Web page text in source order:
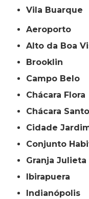
Vila Buarque
Aeroporto
Alto da Boa
Brooklin
Campo Belo
Chácara Flora
Chácara
Cidade
Conjunto
Granja Julieta
Ibirapuera
Indianópolis